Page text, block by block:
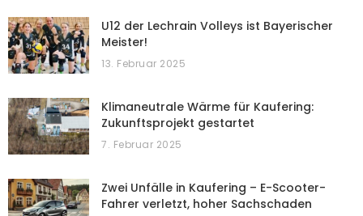
U12 der Lechrain Volleys ist Bayerischer
Meister!
13. Februar 2025
Klimaneutrale Wärme für Kaufering:
Zukunftsprojekt gestartet
7. Februar 2025
Zwei Unfälle in Kaufering – E-Scooter-
Fahrer verletzt, hoher Sachschaden